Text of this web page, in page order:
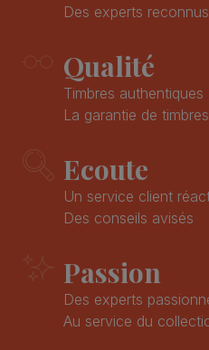
Des experts reconnus
Qualité
Timbres authentiques
La garantie de
Ecoute
Un service client
Des conseils avisés
Passion
Des experts
Au service du